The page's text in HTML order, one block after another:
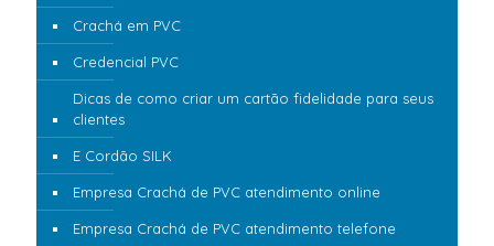
Crachá em PVC
Credencial PVC
Dicas de como criar um cartão fidelidade para seus
clientes
E Cordão SILK
Empresa Crachá de PVC atendimento online
Empresa Crachá de PVC atendimento telefone